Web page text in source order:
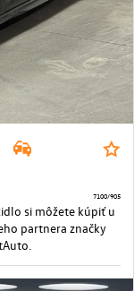
si môžete kúpiť u
partnera značky
7100/905